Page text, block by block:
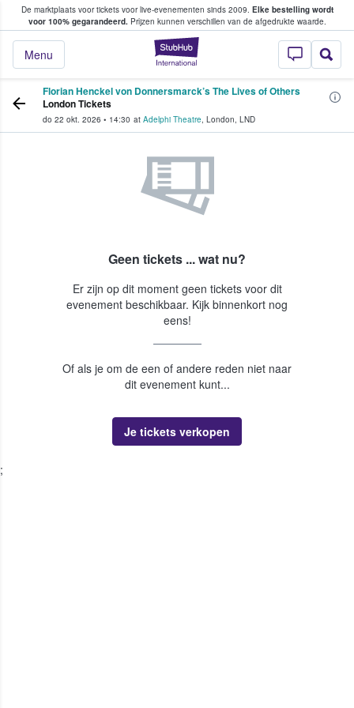
De marktplaats voor tickets voor live-evenementen sinds 2009. Elke bestelling wordt
voor 100% gegarandeerd.Prijzen kunnen verschillen van de afgedrukte waarde.
StubHub: waar
Menu
tickets kopen en verkopen
Florian Henckel von Donnersmarck’s The Lives of Others
London Tickets
do 22 okt. 2026 • 14:30 at Adelphi Theatre, London, LND
Geen tickets ... wat nu?
Er zijn op dit moment geen tickets voor dit
evenement beschikbaar. Kijk binnenkort nog
eens!
Of als je om de een of andere reden niet naar
dit evenement kunt...
Je tickets verkopen
;